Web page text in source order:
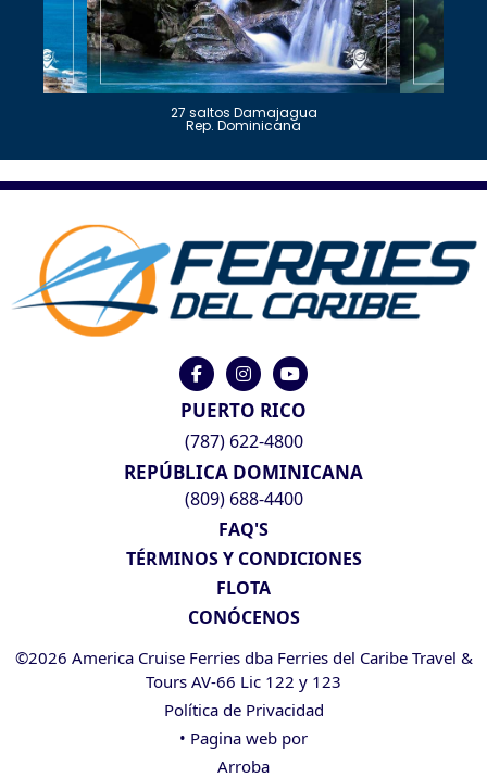
27 saltos Damajagua
Rep. Dominicana
PUERTO RICO
(787) 622-4800
REPÚBLICA DOMINICANA
(809) 688-4400
FAQ'S
TÉRMINOS Y CONDICIONES
FLOTA
CONÓCENOS
©2026 America Cruise Ferries dba Ferries del Caribe Travel &
Tours AV-66 Lic 122 y 123
Política de Privacidad
• Pagina web por
Arroba